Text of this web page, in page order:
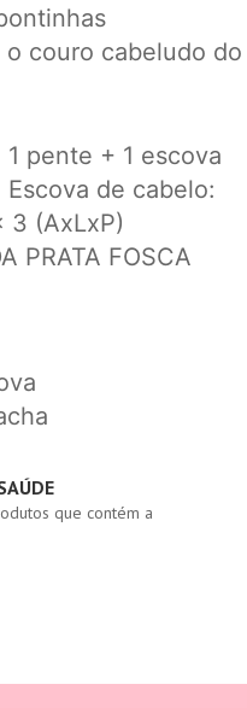
o couro cabeludo do
pente + 1 escova
de cabelo:
3 (AxLxP)
PRATA FOSCA
que contém a